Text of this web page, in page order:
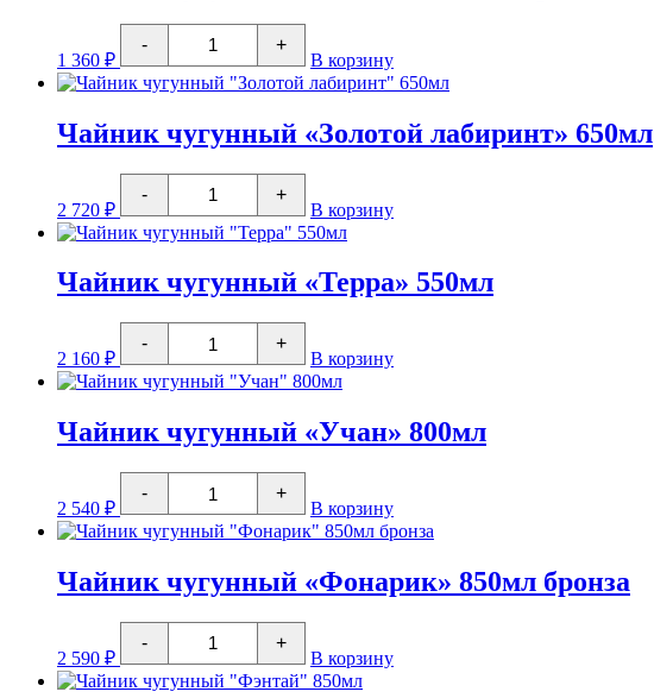
1 360 ₽
-
Количество
товара
Чайник
чугунный
сито,
красный
+
В корзину
Чайник чугунный «Золотой лабиринт» 650мл
2 720 ₽
-
Количество
товара
Чайник
чугунный
лабиринт"
650мл
+
В корзину
Чайник чугунный «Терра» 550мл
2 160 ₽
-
Количество
товара
Чайник
чугунный
550мл
+
В корзину
Чайник чугунный «Учан» 800мл
2 540 ₽
-
Количество
товара
Чайник
чугунный
800мл
+
В корзину
Чайник чугунный «Фонарик» 850мл бронза
2 590 ₽
-
Количество
товара
Чайник
чугунный
+
В корзину